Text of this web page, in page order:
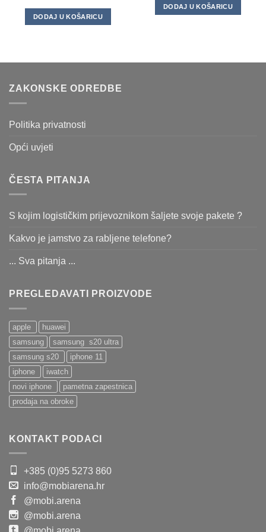
DODAJ U KOŠARICU
DODAJ U KOŠARICU
ZAKONSKE ODREDBE
Politika privatnosti
Opći uvjeti
ČESTA PITANJA
S kojim logističkim prijevoznikom šaljete svoje pakete ?
Kakvo je jamstvo za rabljene telefone?
... Sva pitanja ...
PREGLEDAVATI PROIZVODE
apple
huawei
samsung
samsung s20 ultra
samsung s20
iphone 11
iphone
iwatch
novi iphone
pametna zapestnica
prodaja na obroke
KONTAKT PODACI
+385 (0)95 5273 860
info@mobiarena.hr
@mobi.arena
@mobi.arena